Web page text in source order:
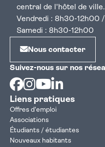
central de l'hôtel de ville.
Vendredi : 8h30-12h00
Samedi : 8h30-12h00
Nous contacter
Suivez-nous sur nos
Facebook
Instagram
Youtube
Liens pratiques
Offres d'emploi
Associations
Étudiants / étudiantes
Nouveaux habitants